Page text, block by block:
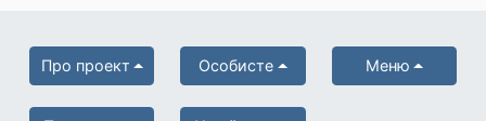
Про проект Особисте Меню